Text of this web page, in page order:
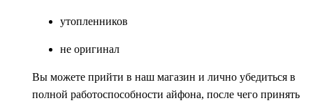
утопленников
не оригинал
Вы можете прийти в наш магазин и лично убедиться в
полной работоспособности айфона, после чего принять